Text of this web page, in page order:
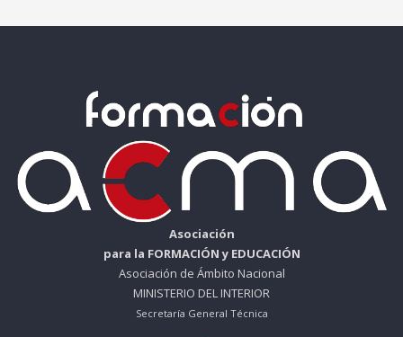
Asociación
para la FORMACIÓN y EDUCACIÓN
Asociación de Ámbito Nacional
MINISTERIO DEL INTERIOR
Secretaría General Técnica